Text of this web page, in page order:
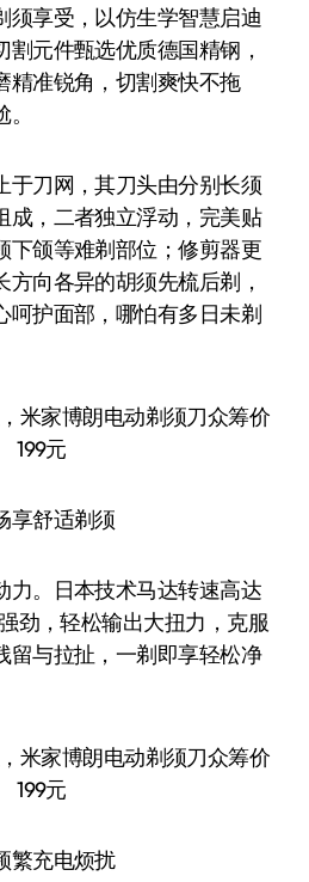
须享受，以仿生学智慧启迪
元件甄选优质德国精钢，
精准锐角，切割爽快不拖
于刀网，其刀头由分别长须
成，二者独立浮动，完美贴
下颌等难剃部位；修剪器更
向各异的胡须先梳后剃，
呵护面部，哪怕有多日未剃
享舒适剃须
力。日本技术马达转速高达
劲，轻松输出大扭力，克服
留与拉扯，一剃即享轻松净
繁充电烦扰